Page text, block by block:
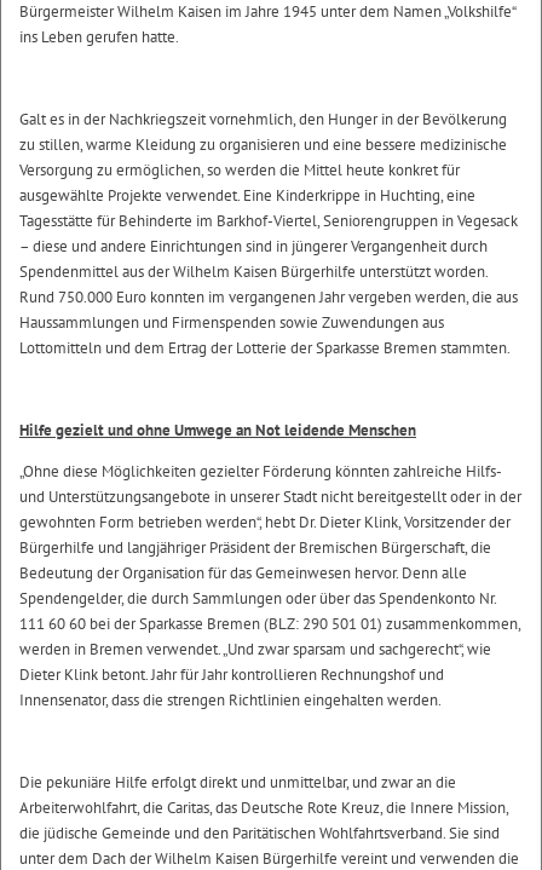
Bürgermeister Wilhelm Kaisen im Jahre 1945 unter dem Namen „Volkshilfe“
ins Leben gerufen hatte.
Galt es in der Nachkriegszeit vornehmlich, den Hunger in der Bevölkerung
zu stillen, warme Kleidung zu organisieren und eine bessere medizinische
Versorgung zu ermöglichen, so werden die Mittel heute konkret für
ausgewählte Projekte verwendet. Eine Kinderkrippe in Huchting, eine
Tagesstätte für Behinderte im Barkhof-Viertel, Seniorengruppen in Vegesack
– diese und andere Einrichtungen sind in jüngerer Vergangenheit durch
Spendenmittel aus der Wilhelm Kaisen Bürgerhilfe unterstützt worden.
Rund 750.000 Euro konnten im vergangenen Jahr vergeben werden, die aus
Haussammlungen und Firmenspenden sowie Zuwendungen aus
Lottomitteln und dem Ertrag der Lotterie der Sparkasse Bremen stammten.
Hilfe gezielt und ohne Umwege an Not leidende Menschen
„Ohne diese Möglichkeiten gezielter Förderung könnten zahlreiche Hilfs-
und Unterstützungsangebote in unserer Stadt nicht bereitgestellt oder in der
gewohnten Form betrieben werden“, hebt Dr. Dieter Klink, Vorsitzender der
Bürgerhilfe und langjähriger Präsident der Bremischen Bürgerschaft, die
Bedeutung der Organisation für das Gemeinwesen hervor. Denn alle
Spendengelder, die durch Sammlungen oder über das Spendenkonto Nr.
111 60 60 bei der Sparkasse Bremen (BLZ: 290 501 01) zusammenkommen,
werden in Bremen verwendet. „Und zwar sparsam und sachgerecht“, wie
Dieter Klink betont. Jahr für Jahr kontrollieren Rechnungshof und
Innensenator, dass die strengen Richtlinien eingehalten werden.
Die pekuniäre Hilfe erfolgt direkt und unmittelbar, und zwar an die
Arbeiterwohlfahrt, die Caritas, das Deutsche Rote Kreuz, die Innere Mission,
die jüdische Gemeinde und den Paritätischen Wohlfahrtsverband. Sie sind
unter dem Dach der Wilhelm Kaisen Bürgerhilfe vereint und verwenden die